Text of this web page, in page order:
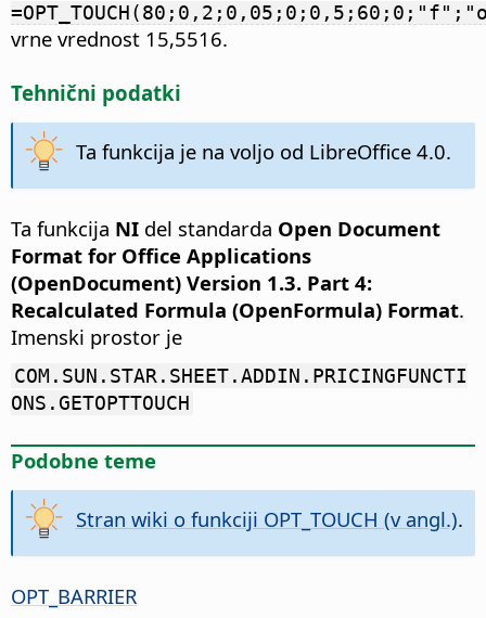
vrne vrednost 15,5516.
Tehnični podatki
Ta funkcija je na voljo od LibreOffice 4.0.
Ta funkcija NI del standarda Open Document
Format for Office Applications
(OpenDocument) Version 1.3. Part 4:
Recalculated Formula (OpenFormula) Format.
Imenski prostor je
COM.SUN.STAR.SHEET.ADDIN.PRICINGFUNCTI
ONS.GETOPTTOUCH
Podobne teme
Stran wiki o funkciji OPT_TOUCH (v angl.).
OPT_BARRIER